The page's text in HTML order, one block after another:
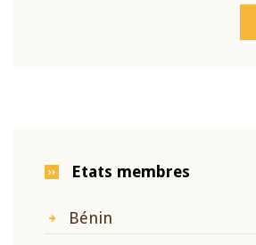
Etats membres
Bénin